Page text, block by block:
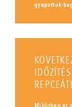
gyapottok-